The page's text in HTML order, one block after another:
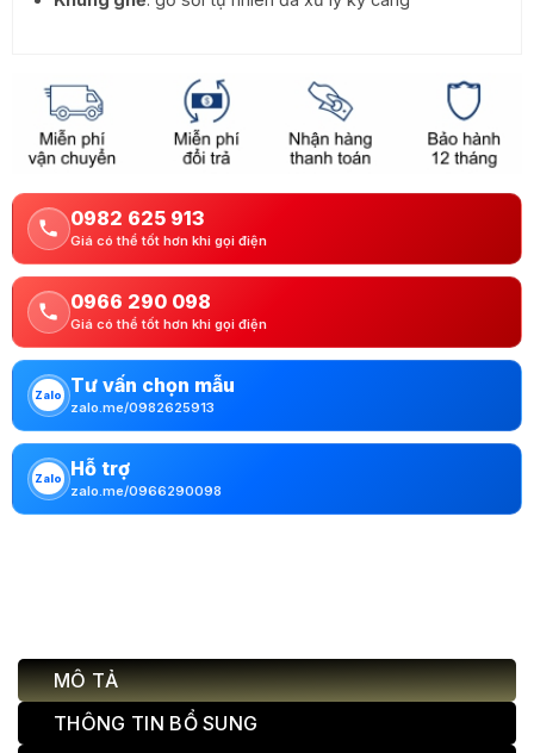
0982 625 913
Giá có thể tốt hơn khi gọi điện
0966 290 098
Giá có thể tốt hơn khi gọi điện
Zalo Tư vấn chọn mẫu
zalo.me/0982625913
Zalo Hỗ trợ
zalo.me/0966290098
MÔ TẢ
THÔNG TIN BỔ SUNG